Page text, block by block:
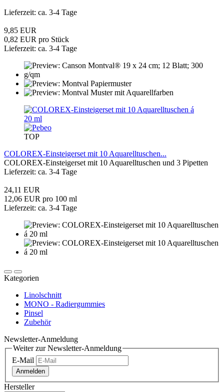
Lieferzeit: ca. 3-4 Tage
9,85 EUR
0,82 EUR pro Stück
Lieferzeit: ca. 3-4 Tage
TOP
COLOREX-Einsteigerset mit 10 Aquarelltuschen...
COLOREX-Einsteigerset mit 10 Aquarelltuschen und 3 Pipetten
Lieferzeit: ca. 3-4 Tage
24,11 EUR
12,06 EUR pro 100 ml
Lieferzeit: ca. 3-4 Tage
Kategorien
Linolschnitt
MONO - Radiergummies
Pinsel
Zubehör
Newsletter-Anmeldung
Weiter zur Newsletter-Anmeldung
E-Mail
Anmelden
Hersteller